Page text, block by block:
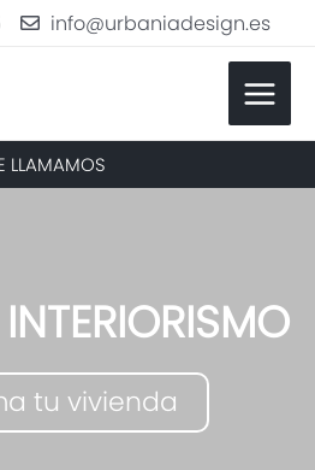
info@urbaniadesign.es
LLAMAMOS
tu vivienda